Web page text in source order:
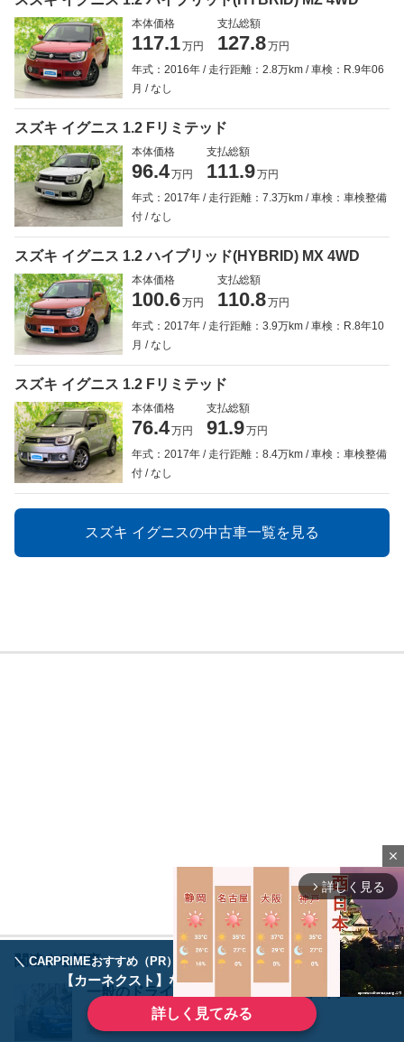
＼ CARPRIMEおすすめ（PR） ／ディーラーで手放すのはもったいない！
【カーネクスト】ならどんなクルマも高価買取
詳しく見てみる
本体価格
117.1万円
支払総額
127.8万円
年式：2016年
走行距離：2.8万km
車検：R.9年06
月
なし
スズキ イグニス 1.2 Fリミテッド
本体価格
96.4万円
支払総額
111.9万円
年式：2017年
走行距離：7.3万km
車検：車検整備
付
なし
スズキ イグニス 1.2 ハイブリッド(HYBRID) MX 4WD
本体価格
100.6万円
支払総額
110.8万円
年式：2017年
走行距離：3.9万km
車検：R.8年10
月
なし
スズキ イグニス 1.2 Fリミテッド
本体価格
76.4万円
支払総額
91.9万円
年式：2017年
走行距離：8.4万km
車検：車検整備
付
なし
スズキ イグニスの中古車一覧を見る
関連する記事
一般のドライバーに聞いた！スズキ イグニス
の口コミ(評価・評判)まとめ
国産車
close
arrow_forward_ios 詳しく見る